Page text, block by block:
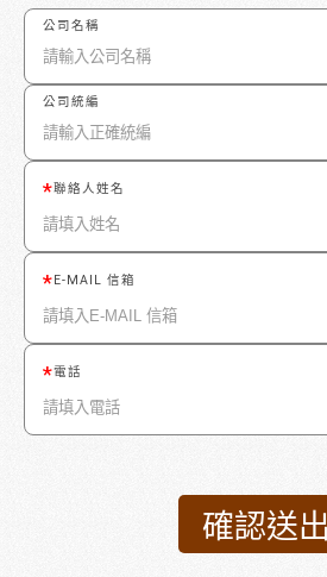
公司名稱
公司統編
聯絡人姓名
E-MAIL 信箱
電話